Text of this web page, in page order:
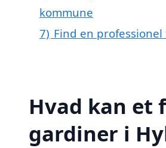
kommune
7) Find en
Hvad kan et
gardiner i